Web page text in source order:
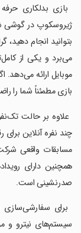
بازی بدلکاری
ژیروسکوپ در گوشی
بتوانید انجام دهید،
می‌برد و یکی از
موبایل ارائه
بازی مطمئناً شما را
علاوه بر حالت
چند نفره آنلاین
مسابقات واقعی
همچنین دارای
صدرنشینی است.
برای سفارشی‌سازی
سیستم‌های نیترو و